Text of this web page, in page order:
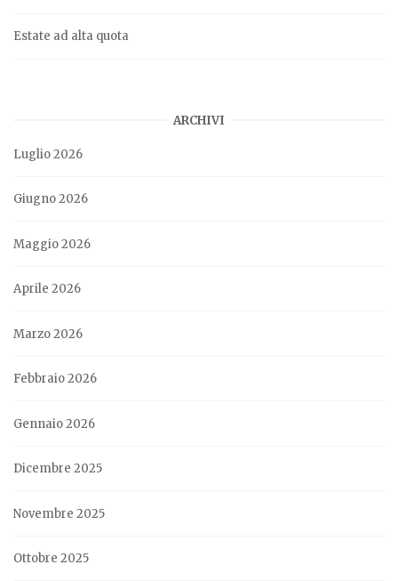
Estate ad alta quota
ARCHIVI
Luglio 2026
Giugno 2026
Maggio 2026
Aprile 2026
Marzo 2026
Febbraio 2026
Gennaio 2026
Dicembre 2025
Novembre 2025
Ottobre 2025